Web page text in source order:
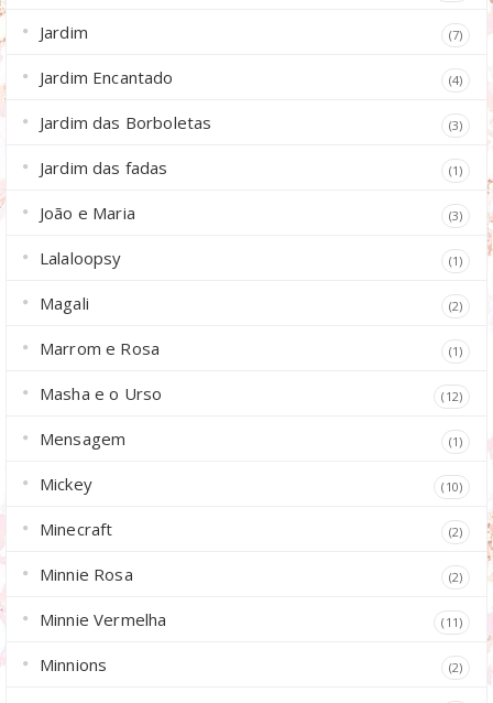
Jardim (7)
Jardim Encantado (4)
Jardim das Borboletas (3)
Jardim das fadas (1)
João e Maria (3)
Lalaloopsy (1)
Magali (2)
Marrom e Rosa (1)
Masha e o Urso (12)
Mensagem (1)
Mickey (10)
Minecraft (2)
Minnie Rosa (2)
Minnie Vermelha (11)
Minnions (2)